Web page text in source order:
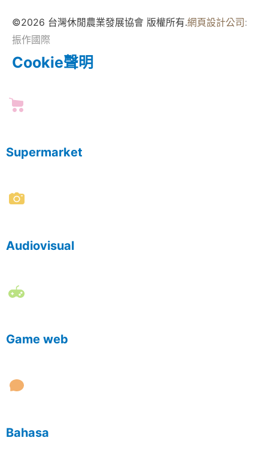
©2026 台灣休閒農業發展協會 版權所有.網頁設計公司 :
振作國際
Cookie聲明
Supermarket
Audiovisual
Game web
Bahasa